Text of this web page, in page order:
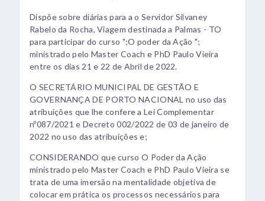
Dispõe sobre diárias para a o Servidor Silvaney
Rabelo da Rocha, Viagem destinada a Palmas - TO
para participar do curso ";O poder da Ação ";
ministrado pelo Master Coach e PhD Paulo Vieira
entre os dias 21 e 22 de Abril de 2022.
O SECRETÁRIO MUNICIPAL DE GESTÃO E
GOVERNANÇA DE PORTO NACIONAL no uso das
atribuições que lhe confere a Lei Complementar
nº087/2021 e Decreto 002/2022 de 03 de janeiro de
2022 no uso das atribuições e;
CONSIDERANDO que curso O Poder da Ação
ministrado pelo Master Coach e PhD Paulo Vieira se
trata de uma imersão na mentalidade objetiva de
colocar em prática os processos necessários para